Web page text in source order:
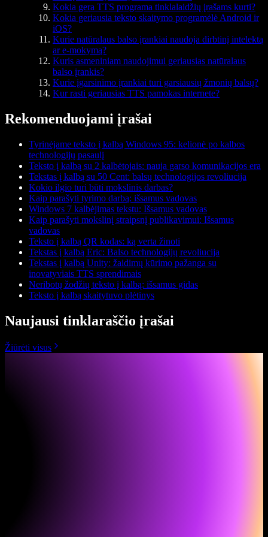
Kokia gera TTS programa tinklalaidžių įrašams kurti?
Kokia geriausia teksto skaitymo programėlė Android ir
iOS?
Kurie natūralaus balso įrankiai naudoja dirbtinį intelektą
ar e-mokymą?
Kuris asmeniniam naudojimui geriausias natūralaus
balso įrankis?
Kurie įgarsinimo įrankiai turi garsiausių žmonių balsų?
Kur rasti geriausias TTS pamokas internete?
Rekomenduojami įrašai
Tyrinėjame teksto į kalbą Windows 95: kelionė po kalbos
technologijų pasaulį
Teksto į kalbą su 2 kalbėtojais: nauja garso komunikacijos era
Tekstas į kalbą su 50 Cent: balsų technologijos revoliucija
Kokio ilgio turi būti mokslinis darbas?
Kaip parašyti tyrimo darbą: išsamus vadovas
Windows 7 kalbėjimas tekstu: Išsamus vadovas
Kaip parašyti mokslinį straipsnį publikavimui: Išsamus
vadovas
Teksto į kalbą QR kodas: ką verta žinoti
Tekstas į kalbą Eric: Balso technologijų revoliucija
Tekstas į kalbą Unity: žaidimų kūrimo pažanga su
inovatyviais TTS sprendimais
Neribotų žodžių teksto į kalbą: išsamus gidas
Teksto į kalbą skaitytuvo plėtinys
Naujausi tinklaraščio įrašai
Žiūrėti visus